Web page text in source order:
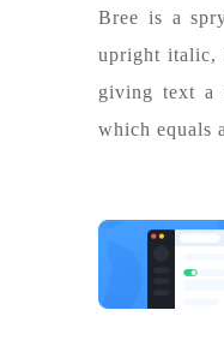
Bree is a
upright italic,
giving text a
which equals